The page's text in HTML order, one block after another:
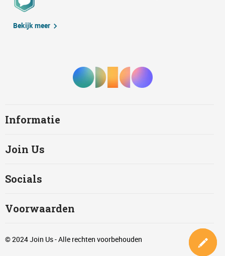
Bekijk meer
Informatie
Join Us
Socials
Voorwaarden
© 2024 Join Us - Alle rechten voorbehouden